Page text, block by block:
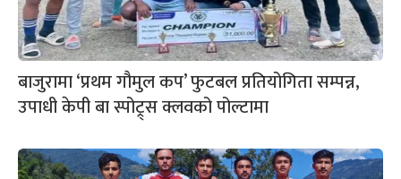
बाजुरामा ‘प्रथम गौमुल कप’ फुटबल प्रतियोगिता सम्पन्न,
उपाधी केपी बा स्पोट्र्स क्लवको पोल्टामा